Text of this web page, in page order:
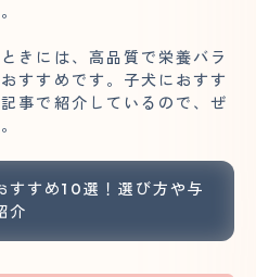
きには、高品質で栄養バラ
すすめです。子犬におすす
事で紹介しているので、ぜ
すすめ10選！選び方や与
介